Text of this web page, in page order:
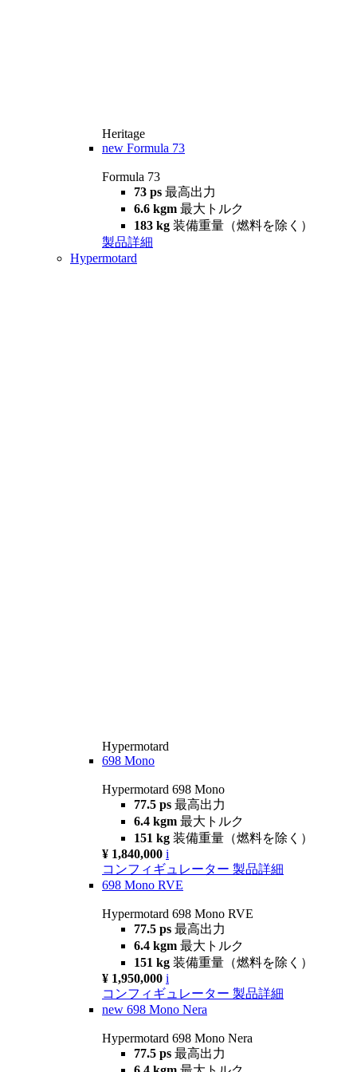
Heritage
new Formula 73
Formula 73
73 ps 最高出力
6.6 kgm 最大トルク
183 kg 装備重量（燃料を除く）
製品詳細
Hypermotard
Hypermotard
698 Mono
Hypermotard 698 Mono
77.5 ps 最高出力
6.4 kgm 最大トルク
151 kg 装備重量（燃料を除く）
¥ 1,840,000 i
コンフィギュレーター 製品詳細
698 Mono RVE
Hypermotard 698 Mono RVE
77.5 ps 最高出力
6.4 kgm 最大トルク
151 kg 装備重量（燃料を除く）
¥ 1,950,000 i
コンフィギュレーター 製品詳細
new 698 Mono Nera
Hypermotard 698 Mono Nera
77.5 ps 最高出力